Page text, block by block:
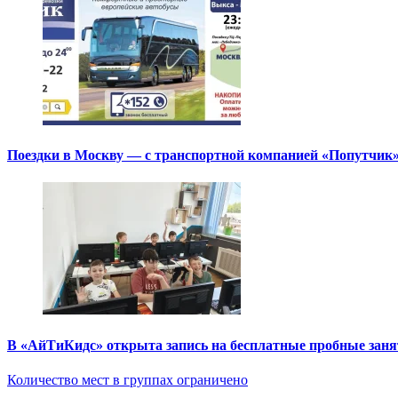
Поездки в Москву — с транспортной компанией «Попутчик»
В «АйТиКидс» открыта запись на бесплатные пробные
Количество мест в группах ограничено